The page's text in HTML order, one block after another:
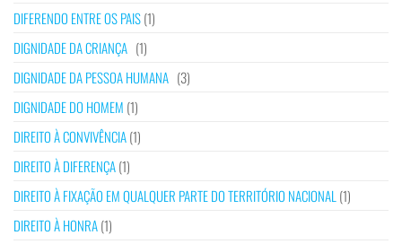
DIFERENDO ENTRE OS PAIS(1)
DIGNIDADE DA CRIANÇA (1)
DIGNIDADE DA PESSOA HUMANA (3)
DIGNIDADE DO HOMEM (1)
DIREITO À CONVIVÊNCIA(1)
DIREITO À DIFERENÇA(1)
DIREITO À FIXAÇÃO EM QUALQUER PARTE DO TERRITÓRIO NACIONAL (1)
DIREITO À HONRA(1)